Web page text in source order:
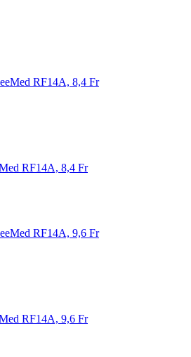
RF14A, 8,4 Fr
RF14A, 9,6 Fr